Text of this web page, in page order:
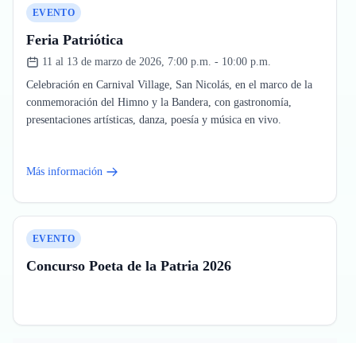
EVENTO
Feria Patriótica
11 al 13 de marzo de 2026, 7:00 p.m. - 10:00 p.m.
Celebración en Carnival Village, San Nicolás, en el marco de la
conmemoración del Himno y la Bandera, con gastronomía,
presentaciones artísticas, danza, poesía y música en vivo.
Más información
EVENTO
Concurso Poeta de la Patria 2026